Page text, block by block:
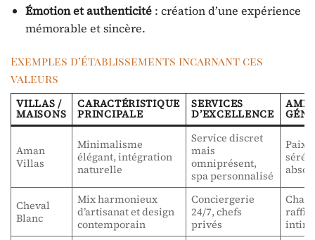
Émotion et authenticité: création d’une expérience
mémorable et sincère.
Exemples d’établissements incarnant ces
valeurs
VILLAS /
MAISONS
CARACTÉRISTIQUE
PRINCIPALE
SERVICES
D’EXCELLENCE
Aman
Villas
Minimalisme
élégant, intégration
naturelle
Service discret
mais
omniprésent,
spa personnalisé
Paix
Cheval
Blanc
Mix harmonieux
d’artisanat et design
contemporain
Conciergerie
24/7, chefs
privés